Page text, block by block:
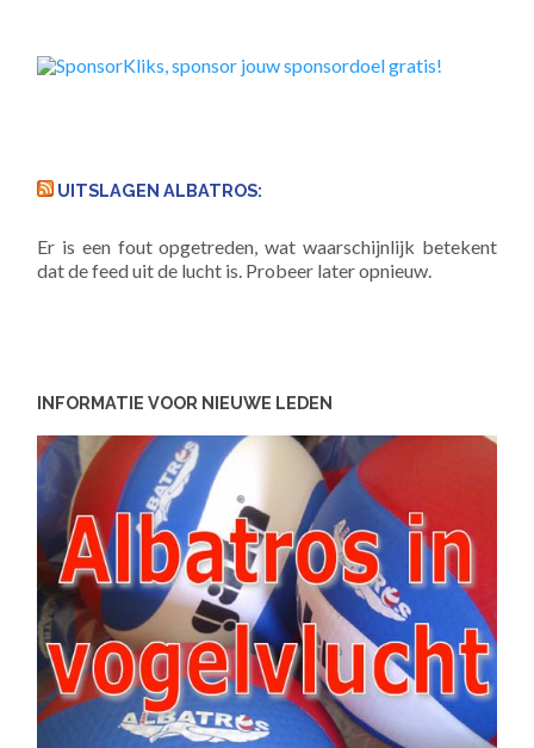
UITSLAGEN ALBATROS:
Er is een fout opgetreden, wat waarschijnlijk betekent
dat de feed uit de lucht is. Probeer later opnieuw.
INFORMATIE VOOR NIEUWE LEDEN